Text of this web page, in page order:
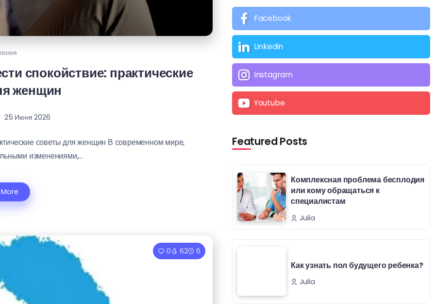
спокойствие: практические
женщин
25 Июня 2026
советы для женщин В современном мире,
изменениями,...
0 62 6
Facebook
Linkedin
Instagram
Youtube
Featured Posts
Комплексная проблема бесплодия
или кому обращаться к
специалистам
Julia
Как узнать пол будущего ребенка?
Julia